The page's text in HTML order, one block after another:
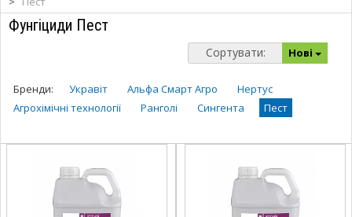
Фунгіциди Пест
Сортувати: Нові
Бренди: Укравіт Альфа Смарт Агро
Нертус
Агрохімічні технології
Ранголі Сингента Пест